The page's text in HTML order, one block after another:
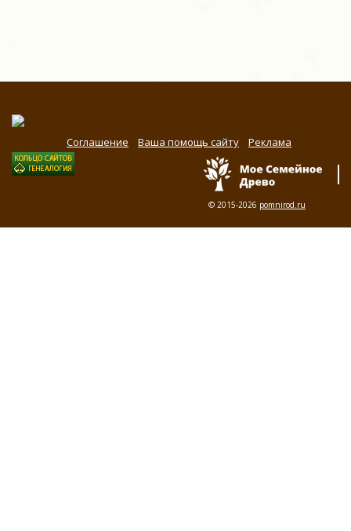
Соглашение Ваша помощь сайту Реклама
© 2015-2026 pomnirod.ru